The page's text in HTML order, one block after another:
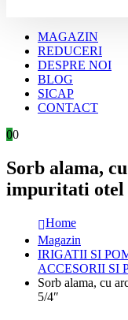
MAGAZIN
REDUCERI
DESPRE NOI
BLOG
SICAP
CONTACT
00
Sorb alama,
impuritati otel
Home
Magazin
IRIGATII SI
ACCESORII SI
Sorb alama, cu
5/4″